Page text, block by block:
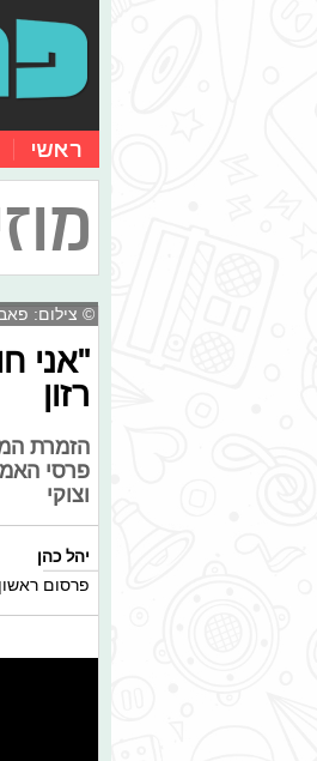
ראשי
© צילום:
"אני
רזון
הזמרת
פרסי
וצוקי
יהל כהן
פרסום ראשון: 27/10/2014,